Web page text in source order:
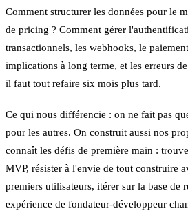
Comment structurer les données pour le
de pricing ? Comment gérer
transactionnels, les webhooks, le
implications à long terme, et les erreurs
il faut tout refaire six mois plus tard.
Ce qui nous différencie : on ne fait pas
pour les autres. On construit aussi nos
connaît les défis de première main :
MVP, résister à l'envie de tout construire
premiers utilisateurs, itérer sur la base de
expérience de fondateur-développeur